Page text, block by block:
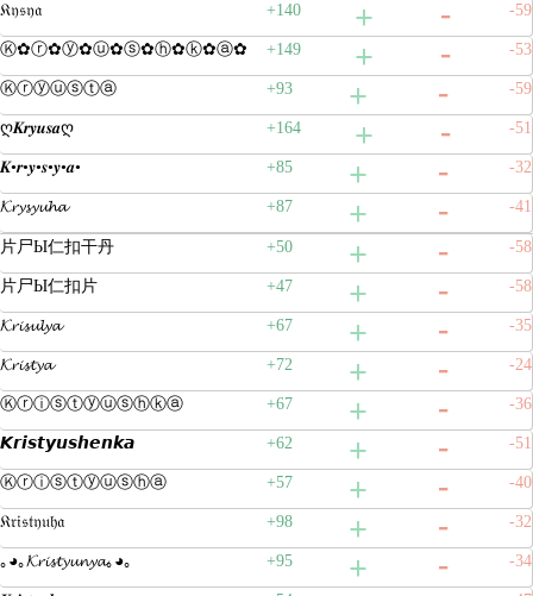
𝔎𝔶𝔰𝔶𝔞 +140 -59
Ⓚ✿ⓡ✿ⓨ✿ⓤ✿ⓢ✿ⓗ✿ⓚ✿ⓐ✿ +149 -53
Ⓚⓡⓨⓤⓢⓣⓐ +93 -59
ღ𝑲𝒓𝒚𝒖𝒔𝒂ღ +164 -51
𝑲•𝒓•𝒚•𝒔•𝒚•𝒂• +85 -32
𝓚𝓻𝔂𝓼𝔂𝓾𝓱𝓪 +87 -41
片尸Ы仁扣干丹 +50 -58
片尸Ы仁扣片 +47 -58
𝓚𝓻𝓲𝓼𝓾𝓵𝔂𝓪 +67 -35
𝓚𝓻𝓲𝓼𝓽𝔂𝓪 +72 -24
Ⓚⓡⓘⓢⓣⓨⓤⓢⓗⓚⓐ +67 -36
𝙆𝙧𝙞𝙨𝙩𝙮𝙪𝙨𝙝𝙚𝙣𝙠𝙖 +62 -51
Ⓚⓡⓘⓢⓣⓨⓤⓢⓗⓐ +57 -40
𝔎𝔯𝔦𝔰𝔱𝔶𝔲𝔥𝔞 +98 -32
｡◕｡𝓚𝓻𝓲𝓼𝓽𝔂𝓾𝓷𝔂𝓪｡◕｡ +95 -34